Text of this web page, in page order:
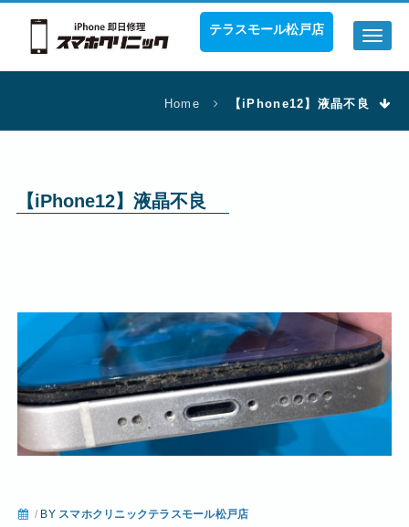
Toggle
テラスモール松戸店
Home 【iPhone12】液晶不良
【iPhone12】液晶不良
/ BY スマホクリニックテラスモール松戸店